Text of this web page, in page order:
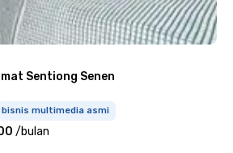
Sentiong Senen
multimedia asmi
/bulan